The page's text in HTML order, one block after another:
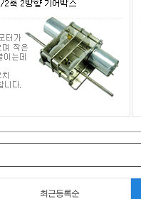
최근등록순